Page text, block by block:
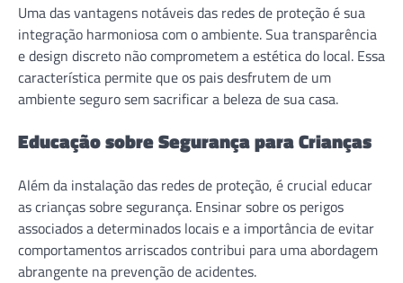
Uma das vantagens notáveis das redes de proteção é sua
integração harmoniosa com o ambiente. Sua transparência
e design discreto não comprometem a estética do local. Essa
característica permite que os pais desfrutem de um
ambiente seguro sem sacrificar a beleza de sua casa.
Educação sobre Segurança para Crianças
Além da instalação das redes de proteção, é crucial educar
as crianças sobre segurança. Ensinar sobre os perigos
associados a determinados locais e a importância de evitar
comportamentos arriscados contribui para uma abordagem
abrangente na prevenção de acidentes.